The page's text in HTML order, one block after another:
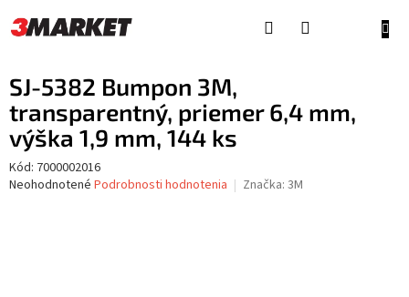
na
obsah
SJ-5382 Bumpon 3M,
transparentný, priemer 6,4 mm,
výška 1,9 mm, 144 ks
Kód: 7000002016
Priemerné
Neohodnotené Podrobnosti hodnotenia Značka: 3M